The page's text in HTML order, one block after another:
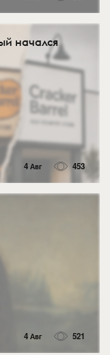
начался
4 Авг 453
4 Авг 521